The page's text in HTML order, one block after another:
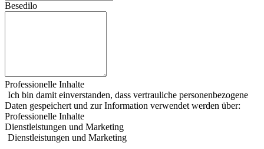
Besedilo
Professionelle Inhalte
Ich bin damit einverstanden, dass vertrauliche personenbezogene
Daten gespeichert und zur Information verwendet werden über:
Professionelle Inhalte
Dienstleistungen und Marketing
Dienstleistungen und Marketing